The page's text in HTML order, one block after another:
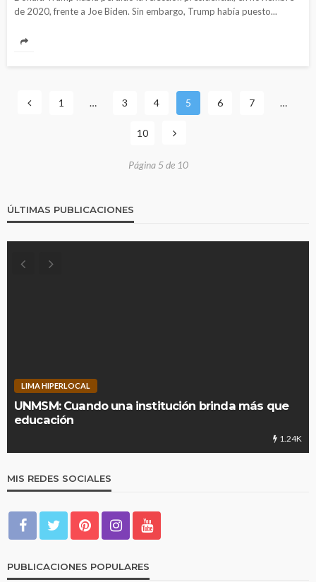
de 2020, frente a Joe Biden. Sin embargo, Trump había puesto...
1 … 3 4 5 6 7 …
10
Página 5 de 10
ÚLTIMAS PUBLICACIONES
LIMA HIPERLOCAL
UNMSM: Cuando una institución brinda más que
educación
1.24K
MIS REDES SOCIALES
PUBLICACIONES POPULARES